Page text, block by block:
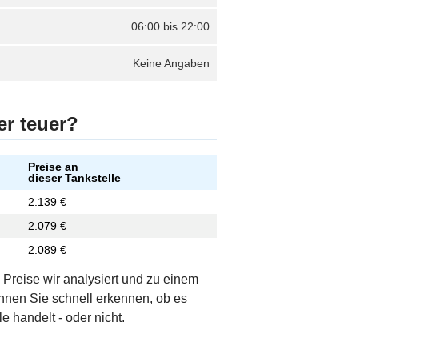
06:00 bis 22:00
Keine Angaben
teuer?
Preise an
dieser Tankstelle
2.139 €
2.079 €
2.089 €
Preise wir analysiert und zu einem
Sie schnell erkennen, ob es
handelt - oder nicht.